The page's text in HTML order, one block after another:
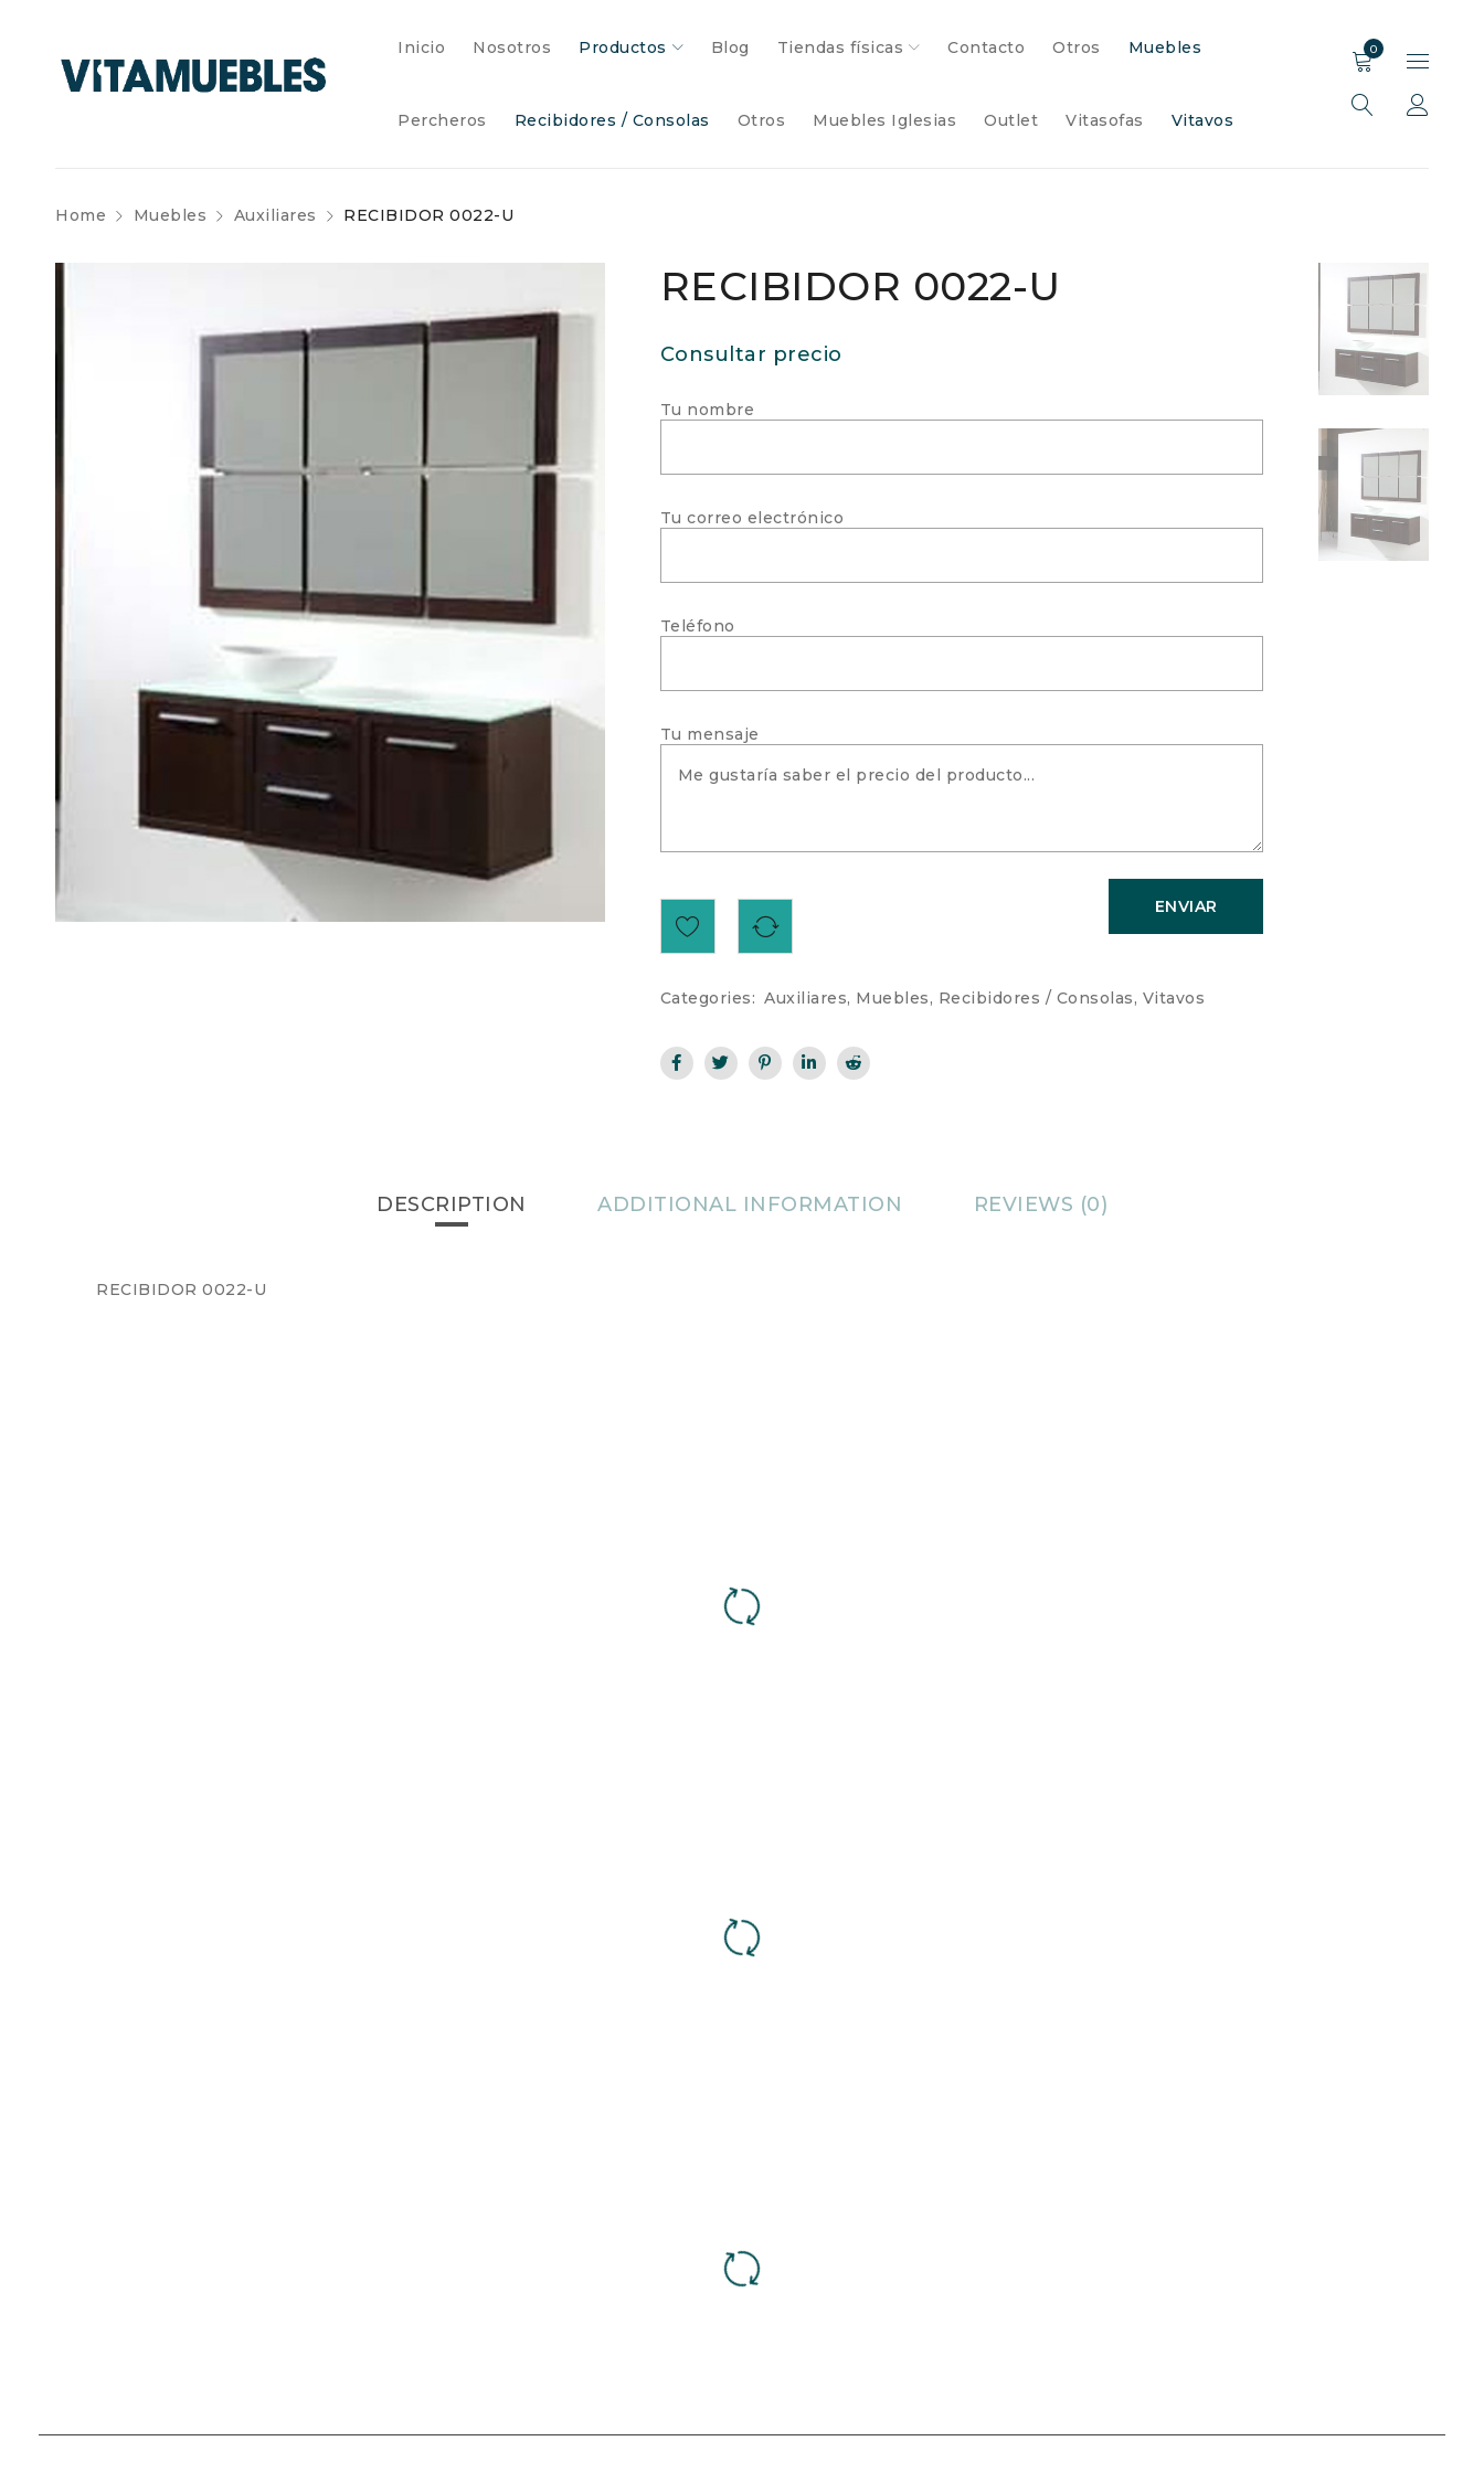
Inicio Nosotros Productos Blog Tiendas físicas Contacto Otros Muebles
Percheros Recibidores / Consolas Otros Muebles Iglesias Outlet Vitasofas Vitavos
0
Home Muebles Auxiliares RECIBIDOR 0022-U
RECIBIDOR 0022-U
Consultar precio
Tu nombre
Tu correo electrónico
Teléfono
Tu mensaje
Categories: Auxiliares, Muebles, Recibidores / Consolas, Vitavos
DESCRIPTION ADDITIONAL INFORMATION REVIEWS (0)
RECIBIDOR 0022-U